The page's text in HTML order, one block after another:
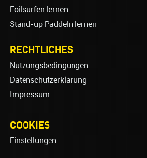
Foilsurfen lernen
Stand-up Paddeln lernen
RECHTLICHES
Nutzungsbedingungen
Datenschutzerklärung
Impressum
COOKIES
Einstellungen